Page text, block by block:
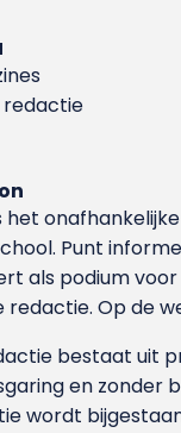
redactie
het
Punt
als podium
redactie. Op de
bestaat uit
en zonder
wordt